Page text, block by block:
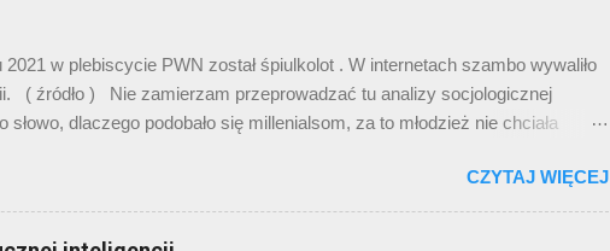
2021 w plebiscycie PWN został śpiulkolot . W internetach szambo wywaliło
( źródło ) Nie zamierzam przeprowadzać tu analizy socjologicznej
słowo, dlaczego podobało się millenialsom, za to młodzież nie chciała
dziesiątkę słów przed finałem, to od razu wskazałem na
( naura, cringe , sus, twoja stara, essa ) było najbardziej kreatywne. W
są już chyba schyłkowe względem ich popularności w poprzednich latach
CZYTAJ WIĘCEJ